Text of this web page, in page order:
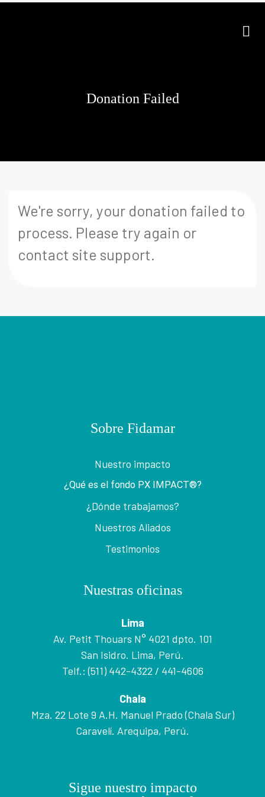
Donation Failed
We're sorry, your donation failed to
process. Please try again or
contact site support.
Sobre Fidamar
Nuestro impacto
¿Qué es el fondo PX IMPACT®?
¿Dónde trabajamos?
Nuestros Aliados
Testimonios
Nuestras oficinas
Lima
Av. Petit Thouars N° 4021 dpto. 101
San Isidro. Lima, Perú.
Telf.: (511) 442-4322 / 441-4606
Chala
Mza. 22 Lote 9 A.H. Manuel Prado (Chala Sur)
Caravelí. Arequipa, Perú.
Sigue nuestro impacto